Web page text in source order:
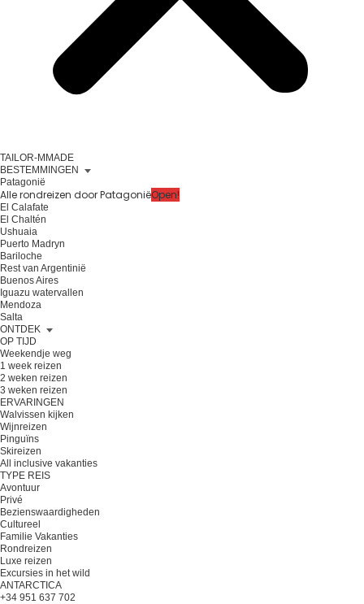
TAILOR-MMADE
BESTEMMINGEN
Patagonië
Alle rondreizen door PatagoniëOpen!
El Calafate
El Chaltén
Ushuaia
Puerto Madryn
Bariloche
Rest van Argentinië
Buenos Aires
Iguazu watervallen
Mendoza
Salta
ONTDEK
OP TIJD
Weekendje weg
1 week reizen
2 weken reizen
3 weken reizen
ERVARINGEN
Walvissen kijken
Wijnreizen
Pinguïns
Skireizen
All inclusive vakanties
TYPE REIS
Avontuur
Privé
Bezienswaardigheden
Cultureel
Familie Vakanties
Rondreizen
Luxe reizen
Excursies in het wild
ANTARCTICA
+34 951 637 702